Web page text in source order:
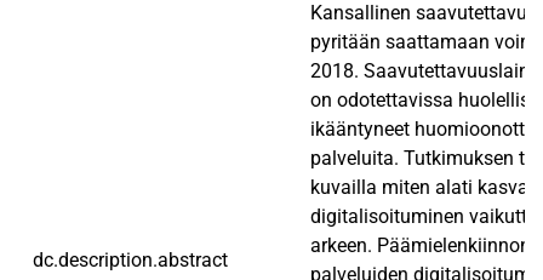
dc.description.abstract
Kansallinen
pyritään saattamaan
2018.
on odotettavissa
ikääntyneet
palveluita. Tutkimuksen
kuvailla miten alati
digitalisoituminen
arkeen. Päämielenkiinnon
palveluiden